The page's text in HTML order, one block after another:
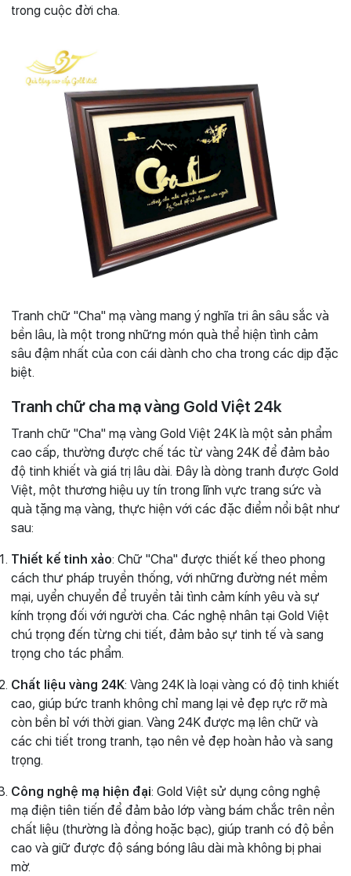
trong cuộc đời cha.
Tranh chữ "Cha" mạ vàng mang ý nghĩa tri ân sâu sắc và
bền lâu, là một trong những món quà thể hiện tình cảm
sâu đậm nhất của con cái dành cho cha trong các dịp đặc
biệt.
Tranh chữ cha mạ vàng Gold Việt 24k
Tranh chữ "Cha" mạ vàng Gold Việt 24K là một sản phẩm
cao cấp, thường được chế tác từ vàng 24K để đảm bảo
độ tinh khiết và giá trị lâu dài. Đây là dòng tranh được Gold
Việt, một thương hiệu uy tín trong lĩnh vực trang sức và
quà tặng mạ vàng, thực hiện với các đặc điểm nổi bật như
sau:
Thiết kế tinh xảo: Chữ "Cha" được thiết kế theo phong
cách thư pháp truyền thống, với những đường nét mềm
mại, uyển chuyển để truyền tải tình cảm kính yêu và sự
kính trọng đối với người cha. Các nghệ nhân tại Gold Việt
chú trọng đến từng chi tiết, đảm bảo sự tinh tế và sang
trọng cho tác phẩm.
Chất liệu vàng 24K: Vàng 24K là loại vàng có độ tinh khiết
cao, giúp bức tranh không chỉ mang lại vẻ đẹp rực rỡ mà
còn bền bỉ với thời gian. Vàng 24K được mạ lên chữ và
các chi tiết trong tranh, tạo nên vẻ đẹp hoàn hảo và sang
trọng.
Công nghệ mạ hiện đại: Gold Việt sử dụng công nghệ
mạ điện tiên tiến để đảm bảo lớp vàng bám chắc trên nền
chất liệu (thường là đồng hoặc bạc), giúp tranh có độ bền
cao và giữ được độ sáng bóng lâu dài mà không bị phai
mờ.